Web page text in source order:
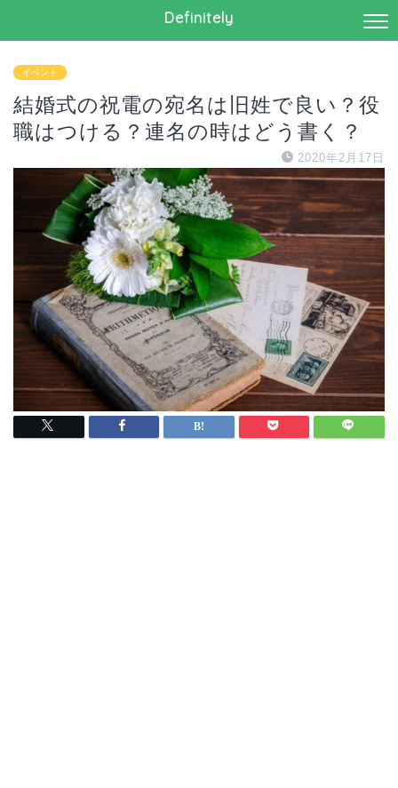
Definitely
イベント
結婚式の祝電の宛名は旧姓で良い？役
職はつける？連名の時はどう書く？
2020年2月17日